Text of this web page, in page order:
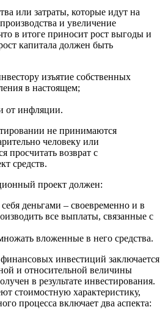
или затраты, которые идут на
и увеличение
в итоге приносит рост выгоды и
капитала должен быть
изъятие собственных
в настоящем;
от инфляции.
не принимаются
человеку или
просчитать возврат с
средств.
проект должен:
деньгами – своевременно и в
все выплаты, связанные с
вложенные в него средства.
инвестиций заключается
и относительной величины
в результате инвестирования.
стоимостную характеристику,
процесса включает два аспекта: